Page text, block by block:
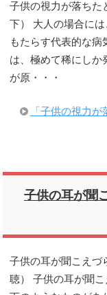
子供の視力が落ちた
下） 大人の場合に
もたらす代表的な
は、極めて稀にしか
が原・・・
「子供の視力
子供の耳が聞
子供の耳が聞こえづ
聴） 子供の耳が聞